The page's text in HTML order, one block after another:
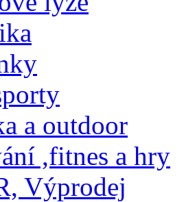
a outdoor
,fitnes a hry
Výprodej